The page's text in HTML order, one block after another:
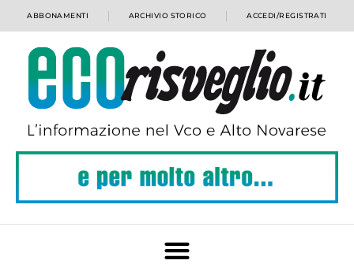
ABBONAMENTI ARCHIVIO STORICO ACCEDI/REGISTRATI